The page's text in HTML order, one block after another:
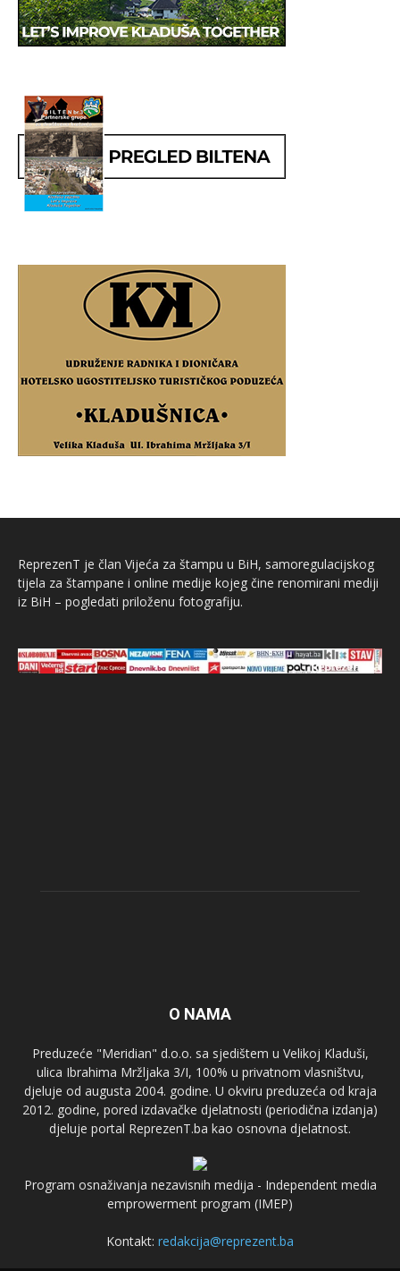
ReprezenT je član Vijeća za štampu u BiH, samoregulacijskog
tijela za štampane i online medije kojeg čine renomirani mediji
iz BiH – pogledati priloženu fotografiju.
O NAMA
Preduzeće "Meridian" d.o.o. sa sjedištem u Velikoj Kladuši,
ulica Ibrahima Mržljaka 3/I, 100% u privatnom vlasništvu,
djeluje od augusta 2004. godine. U okviru preduzeća od kraja
2012. godine, pored izdavačke djelatnosti (periodična izdanja)
djeluje portal ReprezenT.ba kao osnovna djelatnost.
Program osnaživanja nezavisnih medija - Independent media
emprowerment program (IMEP)
Kontakt: redakcija@reprezent.ba